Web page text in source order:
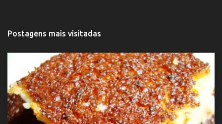
Postagens mais visitadas